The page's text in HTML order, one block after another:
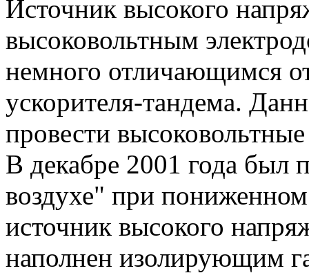
Источник высокого
высоковольтным
немного отличающимся
ускорителя-тандема.
провести
В декабре 2001 года был
воздухе" при
источник высокого
наполнен изолирующим